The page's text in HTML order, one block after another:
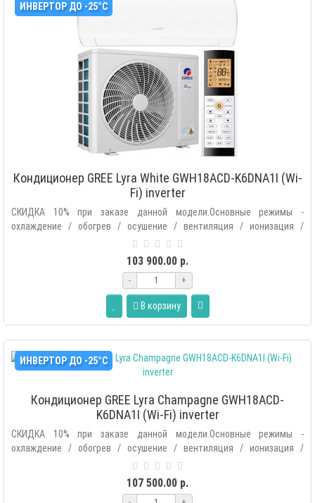
ИНВЕРТОР ДО -25°С
Кондиционер GREE Lyra White GWH18ACD-K6DNA1I (Wi-
Fi) inverter
СКИДКА 10% при заказе данной модели.Основные режимы -
охлаждение / обогрев / осушение / вентиляция / ионизация /
103 900.00 р.
- +
В корзину
ИНВЕРТОР ДО -25°С
Кондиционер GREE Lyra Champagne GWH18ACD-
K6DNA1I (Wi-Fi) inverter
СКИДКА 10% при заказе данной модели.Основные режимы -
охлаждение / обогрев / осушение / вентиляция / ионизация /
107 500.00 р.